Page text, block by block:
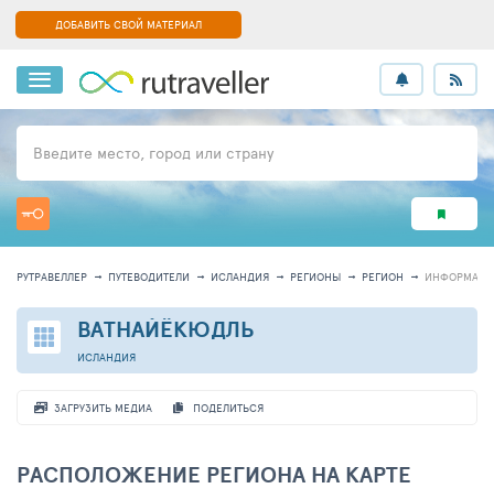
ДОБАВИТЬ СВОЙ МАТЕРИАЛ
Введите место, город или страну
РУТРАВЕЛЛЕР ПУТЕВОДИТЕЛИ ИСЛАНДИЯ РЕГИОНЫ РЕГИОН
ВАТНАЙЁКЮДЛЬ
ИСЛАНДИЯ
ЗАГРУЗИТЬ МЕДИА ПОДЕЛИТЬСЯ
РАСПОЛОЖЕНИЕ РЕГИОНА НА КАРТЕ